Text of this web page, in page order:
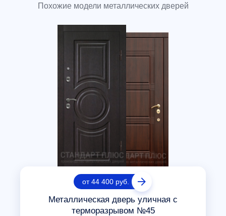
Похожие модели металлических дверей
от 44 400 руб.
Металлическая дверь уличная с
терморазрывом №45